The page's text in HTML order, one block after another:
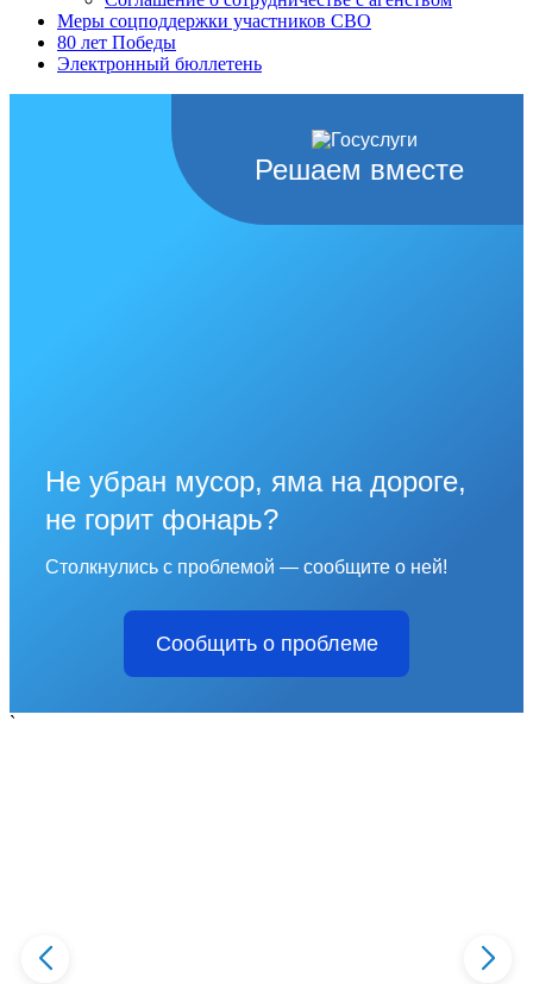
Меры соцподдержки участников СВО
80 лет Победы
Электронный бюллетень
Решаем вместе
Не убран мусор, яма на дороге,
не горит фонарь?
Столкнулись с проблемой — сообщите о ней!
Сообщить о проблеме
`